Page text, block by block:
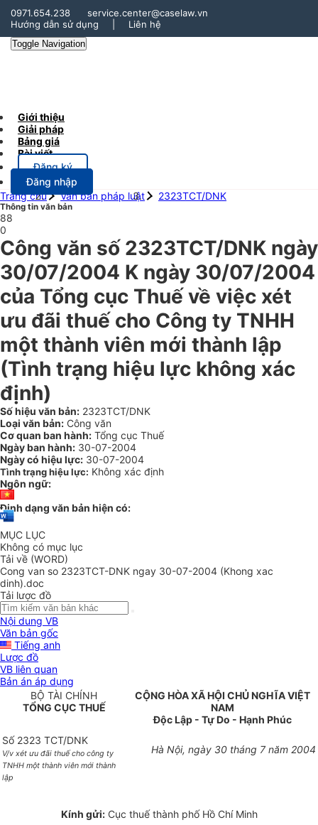
0971.654.238
service.center@caselaw.vn
Hướng dẫn sử dụng
Liên hệ
Toggle Navigation
Giới thiệu
Giải pháp
Bảng giá
Bài viết
Đăng ký
Đăng nhập
Trang chủ
Văn bản pháp luật 2323TCT/DNK
Thông tin văn bản
88
0
Công văn số 2323TCT/DNK ngày
30/07/2004 K ngày 30/07/2004
của Tổng cục Thuế về việc xét
ưu đãi thuế cho Công ty TNHH
một thành viên mới thành lập
(Tình trạng hiệu lực không xác
định)
Số hiệu văn bản: 2323TCT/DNK
Loại văn bản: Công văn
Cơ quan ban hành: Tổng cục Thuế
Ngày ban hành: 30-07-2004
Ngày có hiệu lực: 30-07-2004
Tình trạng hiệu lực: Không xác định
Ngôn ngữ:
Định dạng văn bản hiện có:
MỤC LỤC
Không có mục lục
Tải về (WORD)
Cong van so 2323TCT-DNK ngay 30-07-2004 (Khong xac
dinh).doc
Tải lược đồ
Nội dung VB
Văn bản gốc
Tiếng anh
Lược đồ
VB liên quan
Bản án áp dụng
BỘ TÀI CHÍNH
TỔNG CỤC THUẾ
CỘNG HÒA XÃ HỘI CHỦ NGHĨA VIỆT
NAM
Độc Lập - Tự Do - Hạnh Phúc
Số 2323 TCT/DNK
V/v xét ưu đãi thuế cho công ty
TNHH một thành viên mới thành
lập
Hà Nội, ngày 30 tháng 7 năm 2004
Kính gửi:Cục thuế thành phố Hồ Chí Minh